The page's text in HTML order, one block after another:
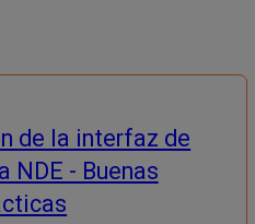
de la interfaz de
NDE - Buenas